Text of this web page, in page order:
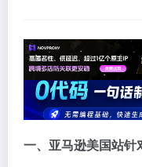
一、亚马逊美国站